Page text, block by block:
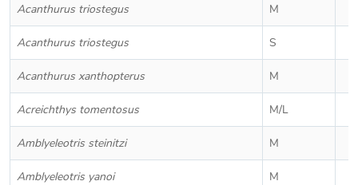
Acanthurus triostegus M
Acanthurus triostegus S
Acanthurus xanthopterus M
Acreichthys tomentosus M/L
Amblyeleotris steinitzi M
Amblyeleotris yanoi M